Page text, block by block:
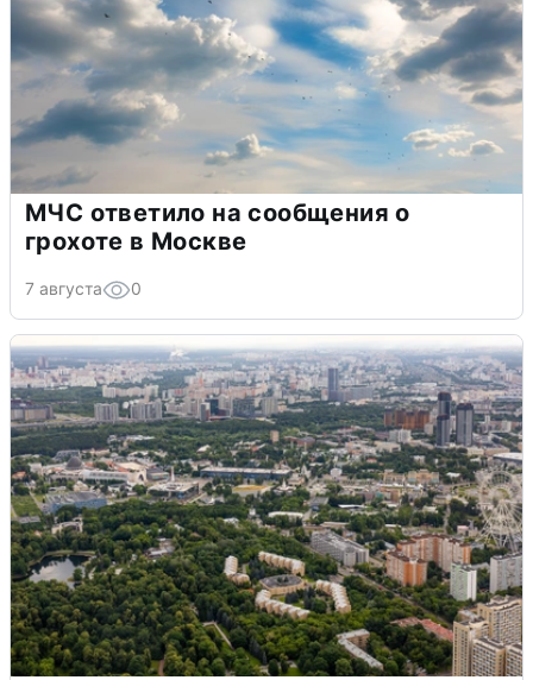
МЧС ответило на сообщения о
грохоте в Москве
7 августа 0